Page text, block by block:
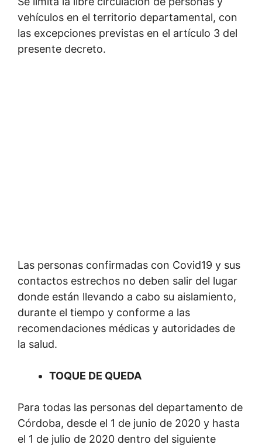
vehículos en el territorio departamental, con
las excepciones previstas en el artículo 3 del
presente decreto.
Las personas confirmadas con Covid19 y sus
contactos estrechos no deben salir del lugar
donde están llevando a cabo su aislamiento,
durante el tiempo y conforme a las
recomendaciones médicas y autoridades de
la salud.
TOQUE DE QUEDA
Para todas las personas del departamento de
Córdoba, desde el 1 de junio de 2020 y hasta
el 1 de julio de 2020 dentro del siguiente